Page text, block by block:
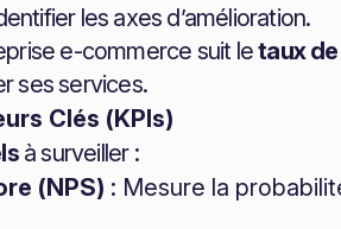
les axes d’amélioration.
e-commerce suit letaux
ses services.
Clés (KPIs)
à surveiller :
(NPS) : Mesure la